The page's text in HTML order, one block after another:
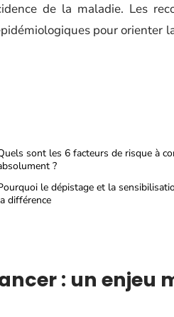
de la maladie. Les
pour orienter
sont les 6 facteurs de risque à
?
le dépistage et la
différence
: un enjeu